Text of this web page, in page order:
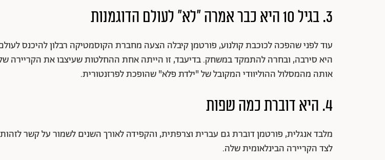
3. בגיל 10 היא כבר אמרה "לא" לעולם הדוגמנות
עוד לפני שהפכה לכוכבת קולנוע, פורטמן קיבלה הצעה מחברת הקוסמטיקה רבלון להיכנס
היא סירבה, ובחרה להתמקד במשחק. בדיעבד, זו הייתה אחת ההחלטות שעיצבו את הקריירה
אותה מהמסלול ההוליוודי המקובל של "ילדת פלא" שהופכת לפרזנטורית.
4. היא דוברת כמה שפות
מלבד אנגלית, פורטמן דוברת גם עברית וצרפתית, והקפידה לאורך השנים לשמור על קשר
לצד הקריירה הבינלאומית שלה.